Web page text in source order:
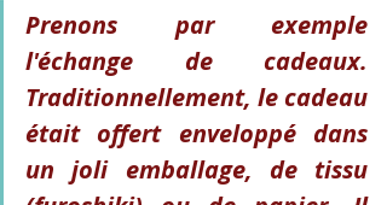
Prenons par exemple
l'échange de cadeaux.
Traditionnellement, le cadeau
était offert enveloppé dans
un joli emballage, de tissu